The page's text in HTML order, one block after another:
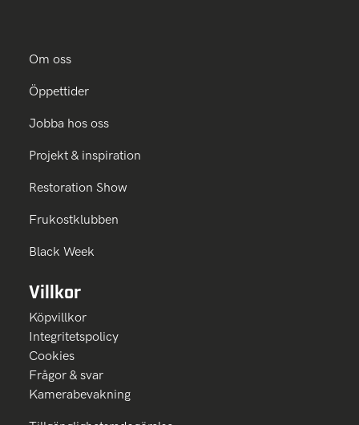
Om oss
Öppettider
Jobba hos oss
Projekt & inspiration
Restoration Show
Frukostklubben
Black Week
Villkor
Köpvillkor
Integritetspolicy
Cookies
Frågor & svar
Kamerabevakning